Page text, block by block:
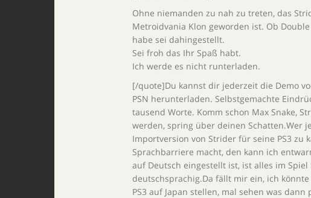
Ohne niemanden zu nah zu treten, das
Metroidvania Klon geworden ist. Ob
habe sei dahingestellt.
Sei froh das Ihr Spaß habt.
Ich werde es nicht runterladen.
[/quote]Du kannst dir jederzeit die Demo
PSN herunterladen. Selbstgemachte
tausend Worte. Komm schon Max Snake,
werden, spring über deinen Schatten.Wer
Importversion von Strider für seine PS3 zu
Sprachbarriere macht, den kann ich
auf Deutsch eingestellt ist, ist alles im
deutschsprachig.Da fällt mir ein, ich
PS3 auf Japan stellen, mal sehen was dann